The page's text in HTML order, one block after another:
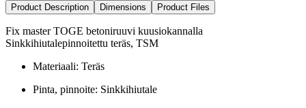
Product Description Dimensions Product Files
Fix master TOGE betoniruuvi kuusiokannalla
Sinkkihiutalepinnoitettu teräs, TSM
Materiaali: Teräs
Pinta, pinnoite: Sinkkihiutale